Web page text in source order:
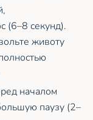
(6–8 секунд).
животу
началом
паузу (2–